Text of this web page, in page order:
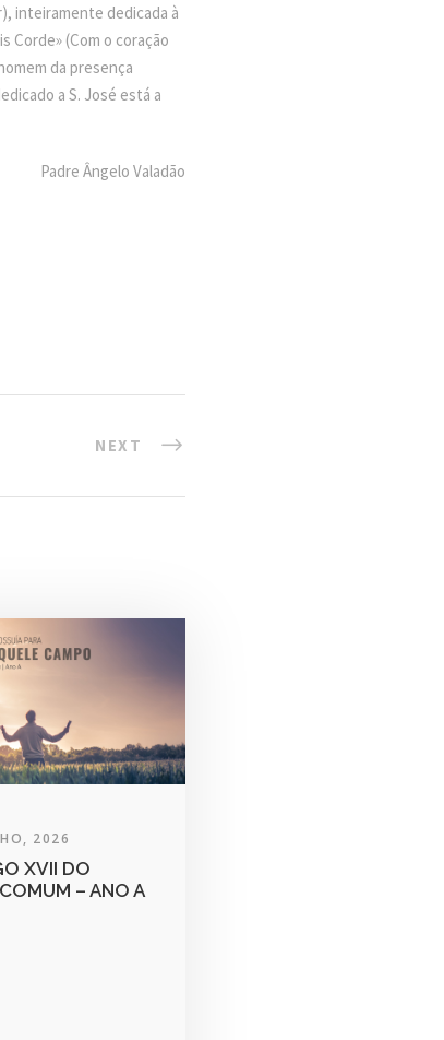
inteiramente dedicada à
Corde» (Com o coração
da presença
a S. José está a
Padre Ângelo Valadão
NEXT
2026
XVII DO
– ANO A